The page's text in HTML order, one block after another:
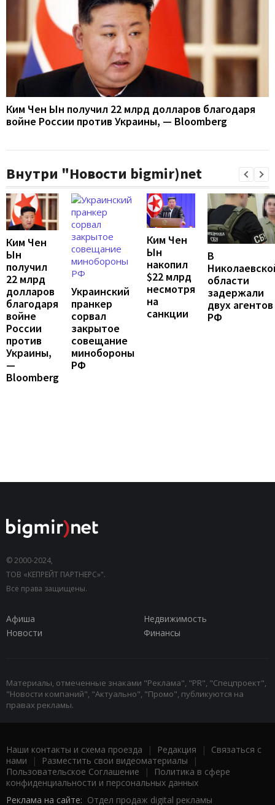
Ким Чен Ын получил 22 млрд долларов благодаря
войне России против Украины, — Bloomberg
Внутри "Новости bigmir)net
Ким Чен
Ын
получил
22 млрд
долларов
благодаря
войне
России
против
Украины,
—
Bloomberg
Украинский
пранкер
сорвал
закрытое
совещание
минобороны
РФ
Ким Чен
Ын
накопил
$22 млрд
несмотря
на
санкции
В
области
задержали
двух агентов
РФ
© 2000-2024,
ТОВ «КЕПРЕЙТ ПАРТНЕРС»".
Все права защищены.
Афиша
Недвижимость
Новости
Финансы
Материалы, отмеченные знаками "Реклама", "PR", "Спецпроект",
"Новости компаний", "Актуально", "Промо", публикуются на
правах рекламы.
Наши контакты и схема проезда | Редакция | Связаться с
нами | Разместить свои видеоматериалы |
Пользовательское Соглашение |
Политика в сфере
конфиденциальности и персональных данных
Реклама на сайте: Отдел продаж digital рекламы